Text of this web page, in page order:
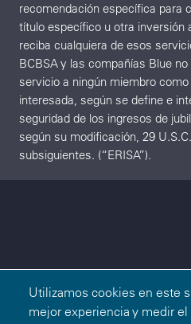
Utilizamos cookies en este
mejor experiencia y medir
recomendación específica para
título específico u otra inversión
reciba cualquiera de esos
BCBSA y las compañías Blue
servicio a ningún miembro
interesada, según se define e
seguridad de los ingresos de
según su modificación, 29
subsiguientes. (“ERISA”).